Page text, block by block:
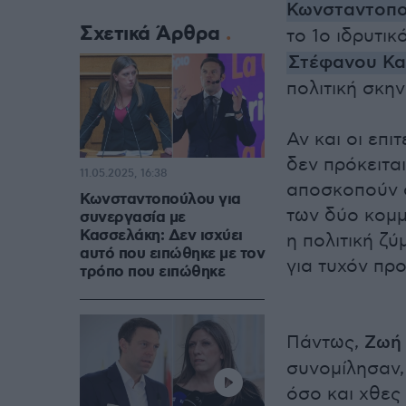
το 1ο
Στέφανου
πολιτική
Αν και οι
δεν
αποσκοπούν
των δύο
η πολιτική
για τυχόν
Πάντως, Ζωή
όσο και χθες
Σχετικά Άρθρα
Κωνσταντοπούλου για
συνεργασία με
Κασσελάκη: Δεν ισχύει
αυτό που ειπώθηκε με τον
τρόπο που ειπώθηκε
11.05.2025, 16:38